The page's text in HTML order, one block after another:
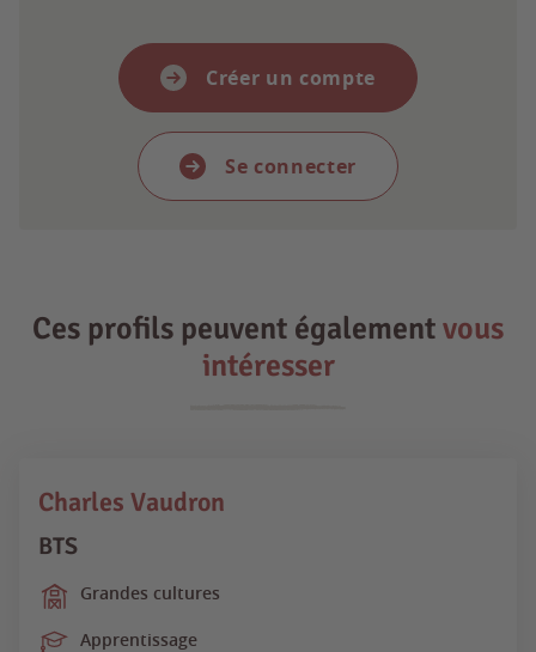
Créer un compte
Se connecter
Ces profils peuvent égalementvous
intéresser
Charles Vaudron
BTS
Grandes cultures
Apprentissage